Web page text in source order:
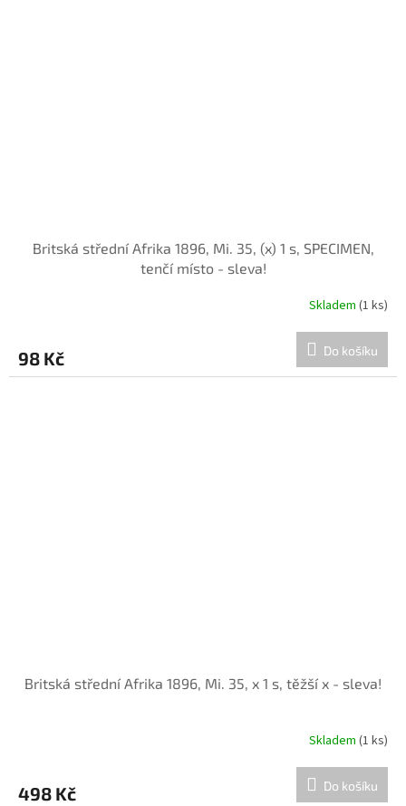
Britská střední Afrika 1896, Mi. 35, (x) 1 s, SPECIMEN,
tenčí místo - sleva!
Skladem (1 ks)
98 Kč Do košíku
Britská střední Afrika 1896, Mi. 35, x 1 s, těžší x - sleva!
Skladem (1 ks)
498 Kč Do košíku